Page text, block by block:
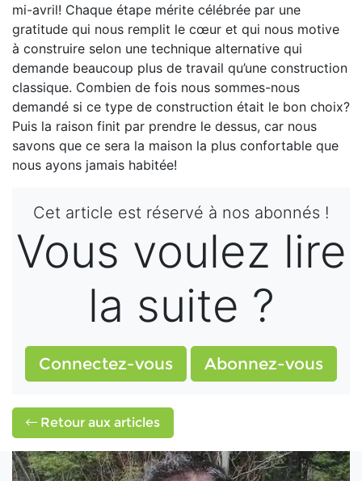
mi-avril! Chaque étape mérite célébrée par une
gratitude qui nous remplit le cœur et qui nous motive
à construire selon une technique alternative qui
demande beaucoup plus de travail qu’une construction
classique. Combien de fois nous sommes-nous
demandé si ce type de construction était le bon choix?
Puis la raison finit par prendre le dessus, car nous
savons que ce sera la maison la plus confortable que
nous ayons jamais habitée!
Cet article est réservé à nos abonnés !
Vous voulez lire
la suite ?
Connectez-vous Abonnez-vous
Retour aux articles